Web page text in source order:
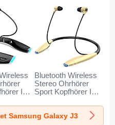
In
Schwarz
Bluetooth Wireless
Stereo Ohrhörer
Sport Kopfhörer In
für Samsung
Galaxy J3 Gold
Samsung Galaxy J3